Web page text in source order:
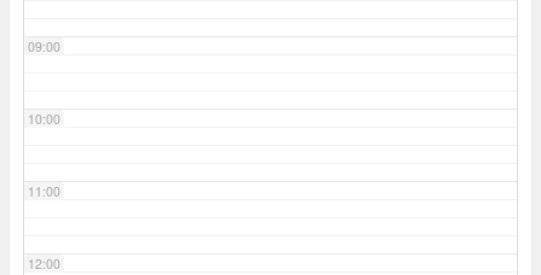
09:00
10:00
11:00
12:00